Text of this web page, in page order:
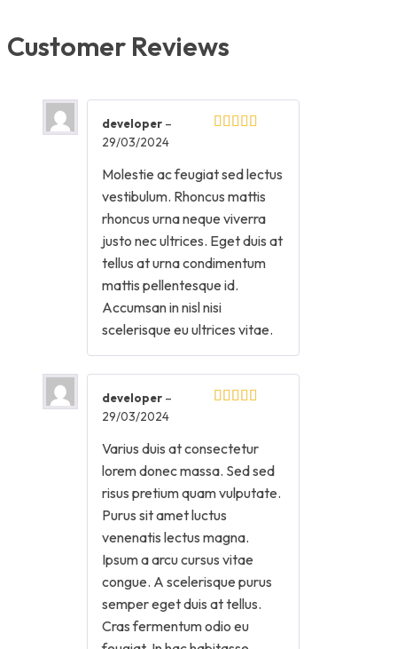
Customer Reviews
developer –
29/03/2024
Molestie ac feugiat sed lectus
vestibulum. Rhoncus mattis
rhoncus urna neque viverra
justo nec ultrices. Eget duis at
tellus at urna condimentum
mattis pellentesque id.
Accumsan in nisl nisi
scelerisque eu ultrices vitae.
developer –
29/03/2024
Varius duis at consectetur
lorem donec massa. Sed sed
risus pretium quam vulputate.
Purus sit amet luctus
venenatis lectus magna.
Ipsum a arcu cursus vitae
congue. A scelerisque purus
semper eget duis at tellus.
Cras fermentum odio eu